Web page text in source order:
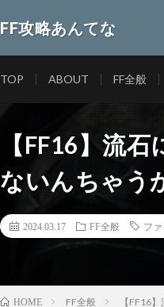
FF攻略あんてな
TOP ABOUT FF全般
【FF16】流
ないんちゃう
2024.03.17 FF全般 フ
HOME FF全般 【FF16